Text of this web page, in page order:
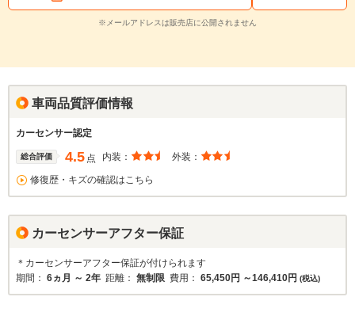
※メールアドレスは販売店に公開されません
車両品質評価情報
カーセンサー認定
総合評価 4.5 点 内装： 外装：
修復歴・キズの確認はこちら
カーセンサーアフター保証
＊カーセンサーアフター保証が付けられます
期間： 6ヵ月 ～ 2年 距離： 無制限 費用： 65,450円 ～146,410円 (税込)